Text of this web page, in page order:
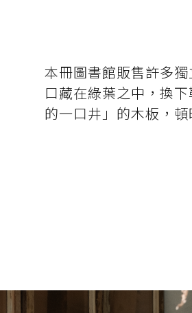
本冊圖書館販售許多
口藏在綠葉之中，換
的一口井」的木板，